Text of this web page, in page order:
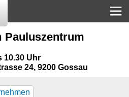
Pauluszentrum
10.30 Uhr
24, 9200 Gossau